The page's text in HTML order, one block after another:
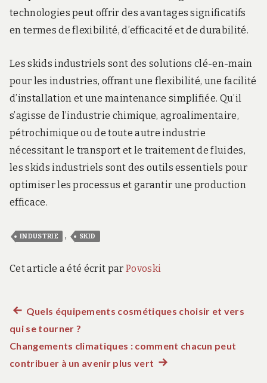
technologies peut offrir des avantages significatifs
en termes de flexibilité, d’efficacité et de durabilité.
Les skids industriels sont des solutions clé-en-main
pour les industries, offrant une flexibilité, une facilité
d’installation et une maintenance simplifiée. Qu’il
s’agisse de l’industrie chimique, agroalimentaire,
pétrochimique ou de toute autre industrie
nécessitant le transport et le traitement de fluides,
les skids industriels sont des outils essentiels pour
optimiser les processus et garantir une production
efficace.
INDUSTRIE , SKID
Cet article a été écrit par Povoski
Navigation
de
Article
précédent :
Quels équipements cosmétiques choisir et vers
qui se tourner ?
Changements climatiques : comment chacun peut
contribuer à un avenir plus vert Article